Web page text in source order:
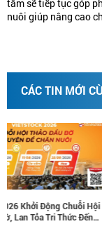
tâm sẽ tiếp tục góp
nuôi giúp nâng cao
CÁC TIN MỚI
Hội
Chương Trình
Vietstock 2026